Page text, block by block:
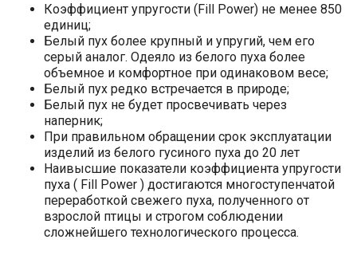
Коэффициент упругости (Fill Power) не менее 850
единиц;
Белый пух более крупный и упругий, чем его
серый аналог. Одеяло из белого пуха более
объемное и комфортное при одинаковом весе;
Белый пух редко встречается в природе;
Белый пух не будет просвечивать через
наперник;
При правильном обращении срок эксплуатации
изделий из белого гусиного пуха до 20 лет
Наивысшие показатели коэффициента упругости
пуха ( Fill Power ) достигаются многоступенчатой
переработкой свежего пуха, полученного от
взрослой птицы и строгом соблюдении
сложнейшего технологического процесса.